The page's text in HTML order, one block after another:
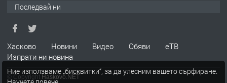
апартамент под наем в кв.
Училищни, гр. Хасково.
Последвай ни
Хасково Новини Видео Обяви
еТВ
Изпрати ни новина
© Copyright Haskovo.NET
Ние използваме „бисквитки“, за да улесним вашето сърфиране.